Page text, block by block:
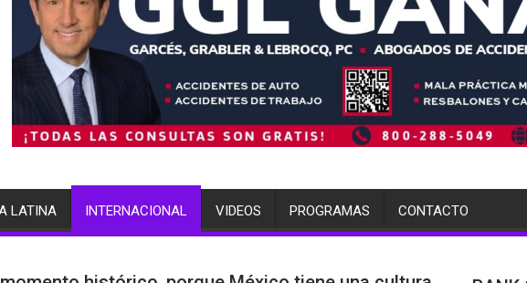
LATINA INTERNACIONAL VIDEOS PROGRAMAS CONTACTO